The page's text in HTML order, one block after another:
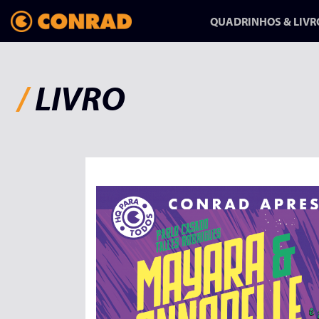
QUADRINHOS &
DE VIDA
HQ-REPORTAGEM DE
RAPHA PINHEIRO CHEGA
NA CONRAD
/LIVRO